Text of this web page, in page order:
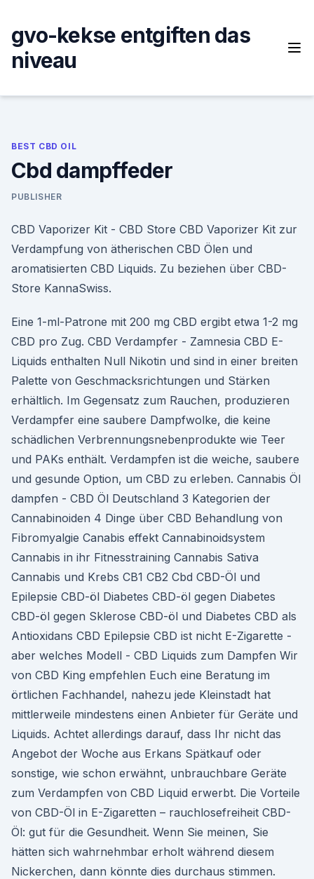
content
gvo-kekse entgiften das
niveau
BEST CBD OIL
Cbd dampffeder
PUBLISHER
CBD Vaporizer Kit - CBD Store CBD Vaporizer Kit zur
Verdampfung von ätherischen CBD Ölen und
aromatisierten CBD Liquids. Zu beziehen über CBD-
Store KannaSwiss.
Eine 1-ml-Patrone mit 200 mg CBD ergibt etwa 1-2 mg
CBD pro Zug. CBD Verdampfer - Zamnesia CBD E-
Liquids enthalten Null Nikotin und sind in einer breiten
Palette von Geschmacksrichtungen und Stärken
erhältlich. Im Gegensatz zum Rauchen, produzieren
Verdampfer eine saubere Dampfwolke, die keine
schädlichen Verbrennungsnebenprodukte wie Teer
und PAKs enthält. Verdampfen ist die weiche, saubere
und gesunde Option, um CBD zu erleben. Cannabis Öl
dampfen - CBD Öl Deutschland 3 Kategorien der
Cannabinoiden 4 Dinge über CBD Behandlung von
Fibromyalgie Canabis effekt Cannabinoidsystem
Cannabis in ihr Fitnesstraining Cannabis Sativa
Cannabis und Krebs CB1 CB2 Cbd CBD-Öl und
Epilepsie CBD-öl Diabetes CBD-öl gegen Diabetes
CBD-öl gegen Sklerose CBD-öl und Diabetes CBD als
Antioxidans CBD Epilepsie CBD ist nicht E-Zigarette -
aber welches Modell - CBD Liquids zum Dampfen Wir
von CBD King empfehlen Euch eine Beratung im
örtlichen Fachhandel, nahezu jede Kleinstadt hat
mittlerweile mindestens einen Anbieter für Geräte und
Liquids. Achtet allerdings darauf, dass Ihr nicht das
Angebot der Woche aus Erkans Spätkauf oder
sonstige, wie schon erwähnt, unbrauchbare Geräte
zum Verdampfen von CBD Liquid erwerbt. Die Vorteile
von CBD-Öl in E-Zigaretten – rauchlosefreiheit CBD-
Öl: gut für die Gesundheit. Wenn Sie meinen, Sie
hätten sich wahrnehmbar erholt während diesem
Nickerchen, dann könnte dies durchaus stimmen.